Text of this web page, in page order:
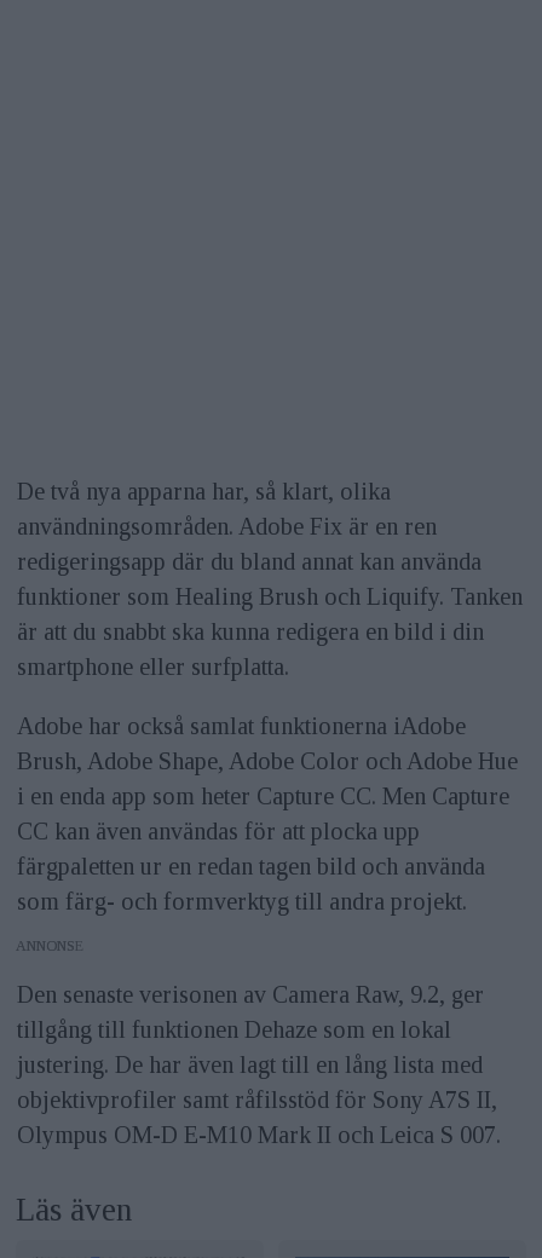
De två nya apparna har, så klart, olika
användningsområden. Adobe Fix är en ren
redigeringsapp där du bland annat kan använda
funktioner som Healing Brush och Liquify. Tanken
är att du snabbt ska kunna redigera en bild i din
smartphone eller surfplatta.
Adobe har också samlat funktionerna iAdobe
Brush, Adobe Shape, Adobe Color och Adobe Hue
i en enda app som heter Capture CC. Men Capture
CC kan även användas för att plocka upp
färgpaletten ur en redan tagen bild och använda
som färg- och formverktyg till andra projekt.
ANNONS
Den senaste verisonen av Camera Raw, 9.2, ger
tillgång till funktionen Dehaze som en lokal
justering. De har även lagt till en lång lista med
objektivprofiler samt råfilsstöd för Sony A7S II,
Olympus OM-D E-M10 Mark II och Leica S 007.
Läs även